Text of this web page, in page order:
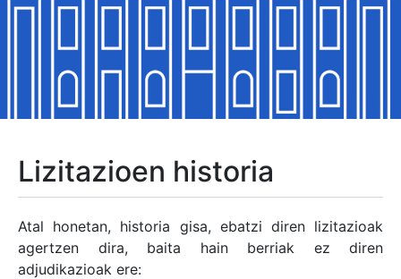
Erakutsi/Ezkutatu
Erakutsi/Ezkutatu
Erakutsi/Ezkutatu
Erakutsi/Ezkutatu
Lizitazioen historia
Atal honetan, historia gisa, ebatzi diren lizitazioak
agertzen dira, baita hain berriak ez diren
adjudikazioak ere: